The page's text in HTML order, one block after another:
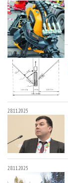
23.03.2026
28.11.2025
28.11.2025